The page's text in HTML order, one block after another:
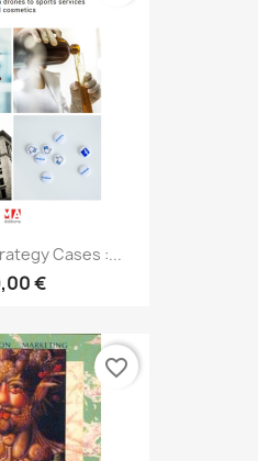
Cases :...
€
favorite_border